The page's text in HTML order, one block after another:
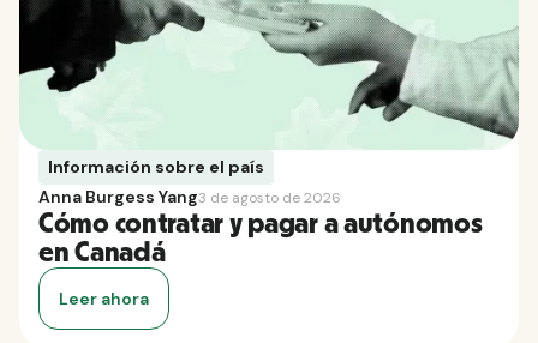
Información sobre el país
Anna Burgess Yang3 de agosto de 2026
Cómo contratar y pagar a autónomos
en Canadá
Leer ahora